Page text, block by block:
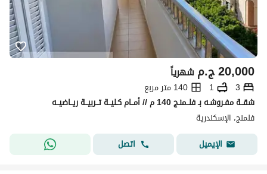
ج.م20,000 شهرياً
3
1
140 متر مربع
شقــة مفـروشـه بـ فلــمنـج 140 م // أمــام كـليــة تــربيــة ريــاضيــه
فلمنج، الإسكندرية
الإيميل
اتصل